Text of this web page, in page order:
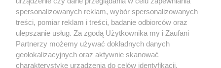
X Facebook Instagram Youtube
spersonalizowanych reklam, wybór spersonalizowanych
treści, pomiar reklam i treści, badanie odbiorców oraz
ulepszanie usług. Za zgodą Użytkownika my i Zaufani
Partnerzy możemy używać dokładnych danych
geolokalizacyjnych oraz aktywnie skanować
charakterystykę urządzenia do celów identyfikacji.